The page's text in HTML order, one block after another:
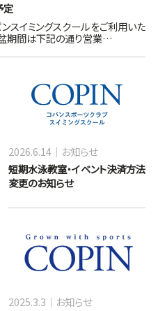
定
スイミングスクールをご利用いた
盆期間は下記の通り営業…
短期水泳教室・イベント決済方法
変更のお知らせ
2026.6.14 お知らせ
2025.3.3 お知らせ